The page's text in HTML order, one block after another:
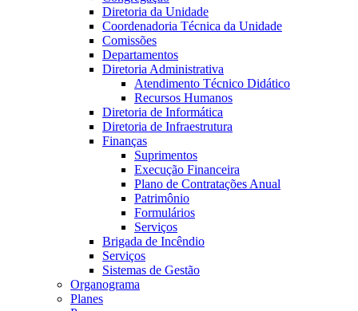
Diretoria da Unidade
Coordenadoria Técnica da Unidade
Comissões
Departamentos
Diretoria Administrativa
Atendimento Técnico Didático
Recursos Humanos
Diretoria de Informática
Diretoria de Infraestrutura
Finanças
Suprimentos
Execução Financeira
Plano de Contratações Anual
Patrimônio
Formulários
Serviços
Brigada de Incêndio
Serviços
Sistemas de Gestão
Organograma
Planes